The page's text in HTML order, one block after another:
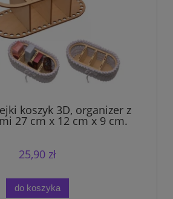
koszyk 3D, organizer z
27 cm x 12 cm x 9 cm.
25,90 zł
do koszyka